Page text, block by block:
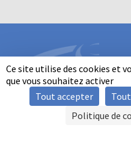
Ce site utilise des cookies et
que vous souhaitez activer
Tout accepter
Politique de
INFORMATIONS